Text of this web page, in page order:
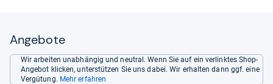
Angebote
Wir arbeiten unabhängig und neutral. Wenn Sie auf ein verlinktes Shop-
Angebot klicken, unterstützen Sie uns dabei. Wir erhalten dann ggf. eine
Vergütung. Mehr erfahren